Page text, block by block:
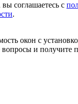
соглашаетесь с
.
окон с
вопросы и получите